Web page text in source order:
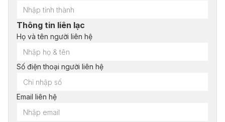
Thông tin liên lạc
Họ và tên người liên hệ
Số điện thoại người liên hệ
Email liên hệ